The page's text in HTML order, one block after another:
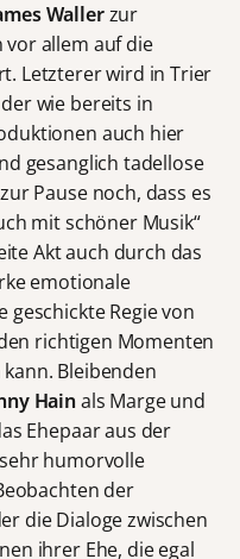
Wallerzur
allem auf die
Letzterer wird in Trier
wie bereits in
auch hier
gesanglich tadellose
Pause noch, dass es
mit schöner Musik“
Akt auch durch das
emotionale
Regie von
richtigen Momenten
Bleibenden
Hainals Marge und
Ehepaar aus der
humorvolle
der
die Dialoge zwischen
ihrer Ehe, die egal